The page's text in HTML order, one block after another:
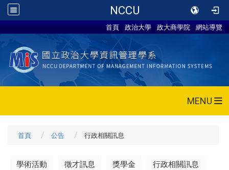
NCCU
首頁 政治大學 政大商學院 網站導覽
MENU
首頁 公告 行政相關訊息
學術活動 徵才訊息 獎學金 行政相關訊息